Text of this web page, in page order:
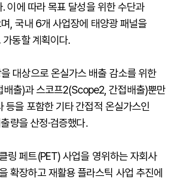
이에 따라 목표 달성을 위한 수단과
, 국내 6개 사업장에 태양광 패널을
동할 계획이다.
대상으로 온실가스 배출 감소를 위한
배출)과 스코프2(Scope2, 간접배출)뿐만
등을 포함한 기타 간접적 온실가스인
량을 산정·검증했다.
링 페트(PET) 사업을 영위하는 자회사
확장하고 재활용 플라스틱 사업 추진에